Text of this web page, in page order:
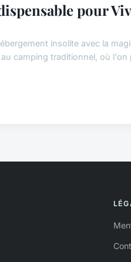
pour
insolite avec la
camping traditionnel, où l'on